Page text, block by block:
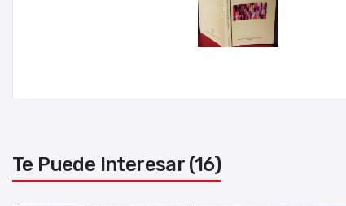
Te Puede Interesar (16)